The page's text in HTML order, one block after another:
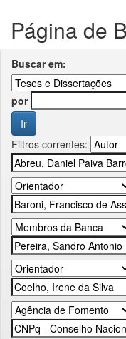
Página de
Buscar em:
por
Filtros correntes: